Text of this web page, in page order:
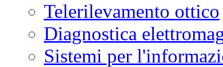
Telerilevamento ottico
Diagnostica
Sistemi per